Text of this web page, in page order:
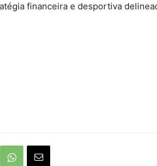
financeira e desportiva